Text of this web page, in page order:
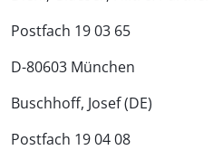
Postfach 19 03 65
D-80603 München
Buschhoff, Josef (DE)
Postfach 19 04 08